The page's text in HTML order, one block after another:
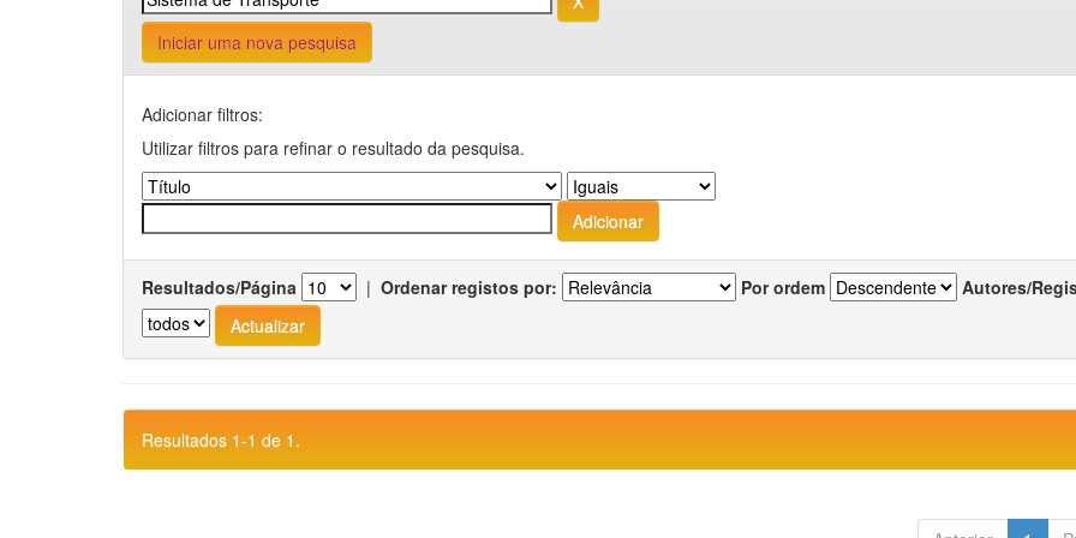
Iniciar uma nova pesquisa
Adicionar filtros:
Utilizar filtros para refinar o resultado da pesquisa.
Resultados/Página | Ordenar registos por: Por ordem Autores/
Resultados 1-1 de 1.